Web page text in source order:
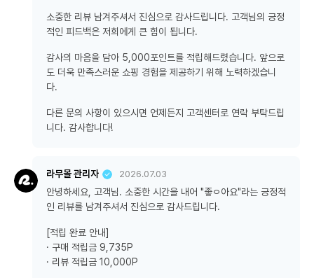
소중한 리뷰 남겨주셔서 진심으로 감사드립니다. 고객님의 긍정
적인 피드백은 저희에게 큰 힘이 됩니다.
감사의 마음을 담아 5,000포인트를 적립해드렸습니다. 앞으로
도 더욱 만족스러운 쇼핑 경험을 제공하기 위해 노력하겠습니
다.
다른 문의 사항이 있으시면 언제든지 고객센터로 연락 부탁드립
니다. 감사합니다!
라무몰 관리자 2026.07.03
안녕하세요, 고객님. 소중한 시간을 내어 "좋ㅇ아요"라는 긍정적
인 리뷰를 남겨주셔서 진심으로 감사드립니다.
[적립 완료 안내]
· 구매 적립금 9,735P
· 리뷰 적립금 10,000P